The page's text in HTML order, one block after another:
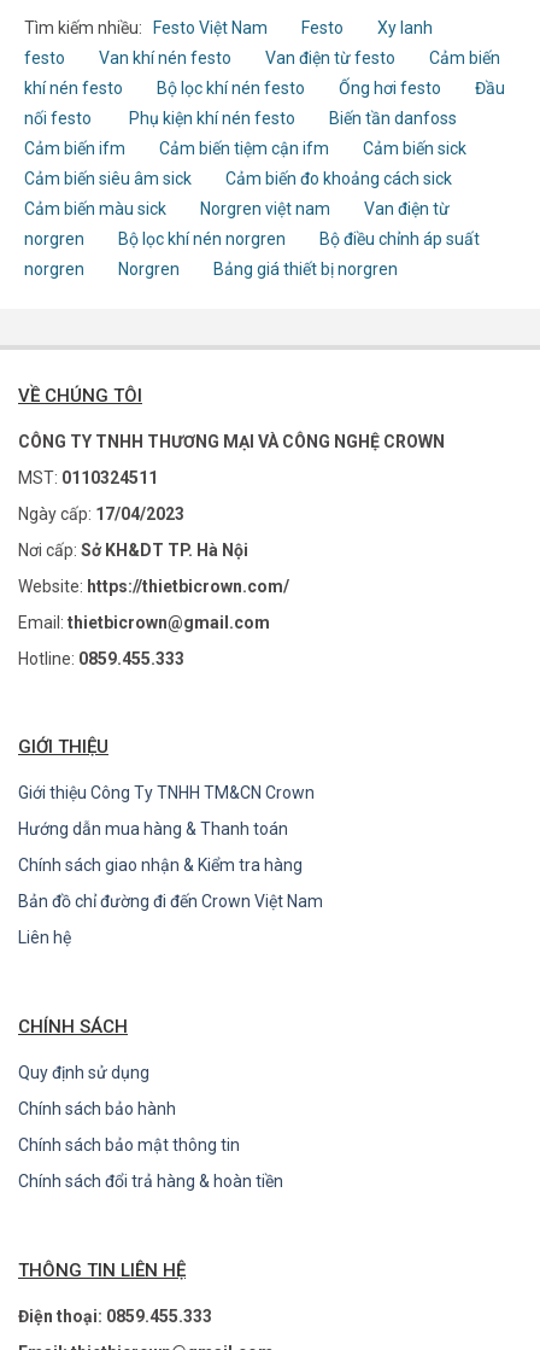
Tìm kiếm nhiều: Festo Việt Nam Festo
Xy lanh
festo
Van khí nén festo Van điện từ festo
Cảm biến
khí nén festo
Bộ lọc khí nén festo Ống hơi festo
Đầu
nối festo
Phụ kiện khí nén festo
Biến tần danfoss
Cảm biến ifm
Cảm biến tiệm cận ifm
Cảm biến sick
Cảm biến siêu âm sick
Cảm biến đo khoảng cách sick
Cảm biến màu sick
Norgren việt nam
Van điện từ
norgren
Bộ lọc khí nén norgren
Bộ điều chỉnh áp suất
norgren
Norgren Bảng giá thiết bị norgren
VỀ CHÚNG TÔI
CÔNG TY TNHH THƯƠNG MẠI VÀ CÔNG NGHỆ CROWN
MST: 0110324511
Ngày cấp: 17/04/2023
Nơi cấp: Sở KH&DT TP. Hà Nội
Website: https://thietbicrown.com/
Email: thietbicrown@gmail.com
Hotline: 0859.455.333
GIỚI THIỆU
Giới thiệu Công Ty TNHH TM&CN Crown
Hướng dẫn mua hàng & Thanh toán
Chính sách giao nhận & Kiểm tra hàng
Bản đồ chỉ đường đi đến Crown Việt Nam
Liên hệ
CHÍNH SÁCH
Quy định sử dụng
Chính sách bảo hành
Chính sách bảo mật thông tin
Chính sách đổi trả hàng & hoàn tiền
THÔNG TIN LIÊN HỆ
Điện thoại: 0859.455.333